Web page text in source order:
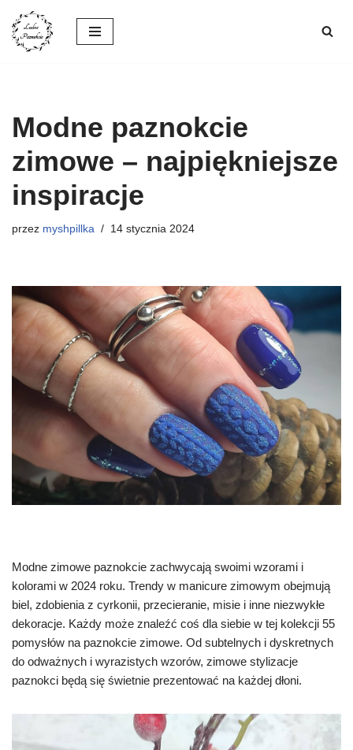
Przejdź
Modne paznokcie
zimowe – najpiękniejsze
inspiracje
przez myshpillka 14 stycznia 2024
Modne zimowe paznokcie zachwycają swoimi wzorami i
kolorami w 2024 roku. Trendy w manicure zimowym obejmują
biel, zdobienia z cyrkonii, przecieranie, misie i inne niezwykłe
dekoracje. Każdy może znaleźć coś dla siebie w tej kolekcji 55
pomysłów na paznokcie zimowe. Od subtelnych i dyskretnych
do odważnych i wyrazistych wzorów, zimowe stylizacje
paznokci będą się świetnie prezentować na każdej dłoni.